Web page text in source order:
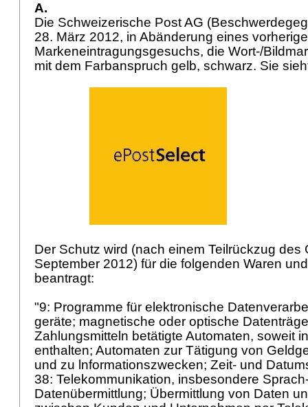
A.
Die Schweizerische Post AG
28. März 2012, in Abänderung eines
Markeneintragungsgesuchs, die Wort-/
mit dem Farbanspruch gelb, schwarz. Sie
Der Schutz wird (nach einem Teilrückzug des
September 2012) für die folgenden Waren
beantragt:
"9: Programme für elektronische
geräte; magnetische oder optische
Zahlungsmitteln betätigte Automaten, soweit
enthalten; Automaten zur Tätigung von
und zu lnformationszwecken; Zeit- und
38: Telekommunikation, insbesondere
Datenübermittlung; Übermittlung von Daten